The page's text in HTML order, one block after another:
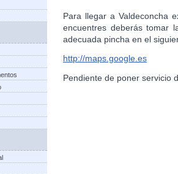
Para llegar a Valdeconcha
encuentres deberás tomar
adecuada pincha en el
http://maps.google.es
Pendiente de poner servicio